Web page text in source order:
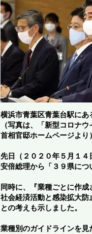
横浜市青葉区青葉台駅にあ
（写真は、「新型コロナ
首相官邸ホームページより）
先日（２０２０年５月１４
安倍総理から「３９県につ
同時に、『業種ごとに作成
社会経済活動と感染拡大防
との考えも示しました。
業種別のガイドラインを見